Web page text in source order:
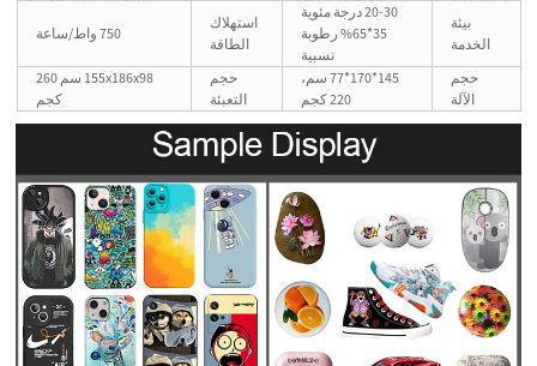
بيئة
الخدمة
20-30 درجة مئوية
35*65% رطوبة
نسبية
استهلاك
الطاقة
750 واط/ساعة
حجم
الآلة
145*170*77 سم،
220 كجم
حجم
التعبئة
155x186x98 سم 260
كجم